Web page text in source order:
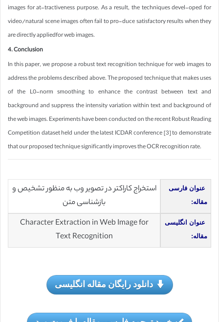
images for at-tractiveness purpose. As a result, the techniques devel-oped for
video/natural scene images often fail to pro-duce satisfactory results when they
are directly appliedfor web images.
4. Conclusion
In this paper, we propose a robust text recognition technique for web images to
address the problems described above. The proposed technique that makes uses
of the L0-norm smoothing to enhance the contrast between text and
background and suppress the intensity variation within text and background of
the web images. Experiments have been conducted on the recent Robust Reading
Competition dataset held under the latest ICDAR conference [3] to demonstrate
that our proposed technique significantly improves the OCR recognition rate.
عنوان فارسی
مقاله:
استخراج کاراکتر در تصویر وب به منظور تشخیص و
بازشناسی متن
عنوان انگلیسی
مقاله:
Character Extraction in Web Image for
Text Recognition
دانلود رایگان مقاله انگلیسی